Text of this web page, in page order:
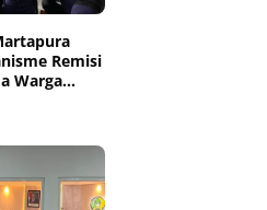
Remisi
Warga